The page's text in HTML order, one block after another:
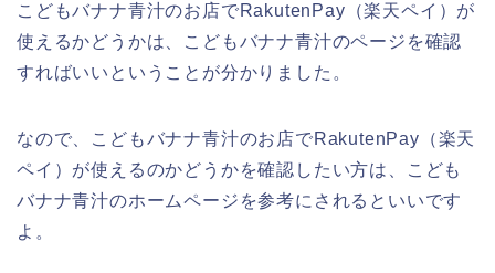
こどもバナナ青汁のお店でRakutenPay（楽天ペイ）が
使えるかどうかは、こどもバナナ青汁のページを確認
すればいいということが分かりました。
なので、こどもバナナ青汁のお店でRakutenPay（楽天
ペイ）が使えるのかどうかを確認したい方は、こども
バナナ青汁のホームページを参考にされるといいです
よ。